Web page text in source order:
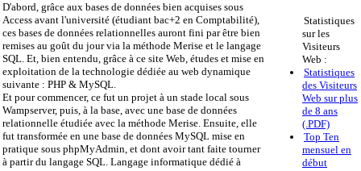
D'abord, grâce aux bases de données bien acquises sous
Access avant l'université (étudiant bac+2 en Comptabilité),
ces bases de données relationnelles auront fini par être bien
remises au goût du jour via la méthode Merise et le langage
SQL. Et, bien entendu, grâce à ce site Web, études et mise en
exploitation de la technologie dédiée au web dynamique
suivante : PHP & MySQL.
Et pour commencer, ce fut un projet à un stade local sous
Wampserver, puis, à la base, avec une base de données
relationnelle étudiée avec la méthode Merise. Ensuite, elle
fut transformée en une base de données MySQL mise en
pratique sous phpMyAdmin, et dont avoir tant faite tourner
à partir du langage SQL. Langage informatique dédié à
Statistiques
sur les
Visiteurs
Web :
Statistiques
des Visiteurs
Web sur plus
de 8 ans
(.PDF)
Top Ten
mensuel en
début